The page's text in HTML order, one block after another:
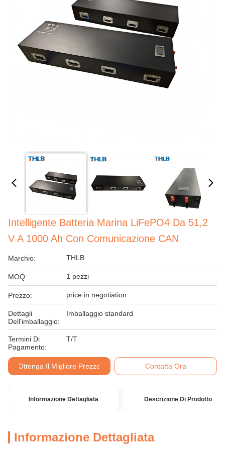
Intelligente Batteria Marina LiFePO4 Da 51,2
V A 1000 Ah Con Comunicazione CAN
Marchio: THLB
MOQ: 1 pezzi
Prezzo: price in negotiation
Dettagli
Dell'imballaggio:
Imballaggio standard
Termini Di
Pagamento:
T/T
Ottenga Il Migliore Prezzo Contatta Ora
Informazione Dettagliata Descrizione Di Prodotto
Informazione Dettagliata